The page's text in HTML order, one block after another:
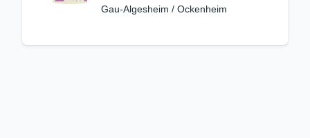
Gau-Algesheim / Ockenheim